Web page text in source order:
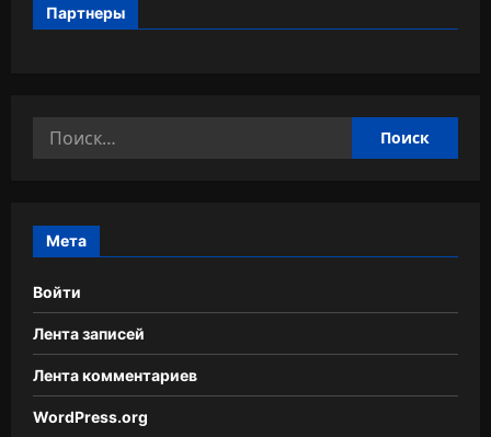
Партнеры
Найти:
Мета
Войти
Лента записей
Лента комментариев
WordPress.org